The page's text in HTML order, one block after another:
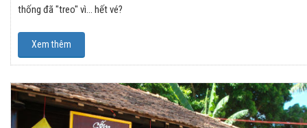
thống đã "treo" vì... hết vé?
Xem thêm